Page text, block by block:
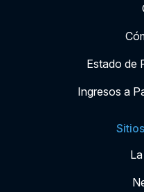
Estado de
Ingresos a